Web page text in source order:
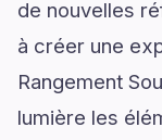
de nouvelles
à créer une
Rangement
lumière les